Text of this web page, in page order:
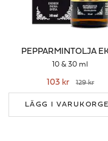
10 & 30 ml
103 kr 129 kr
LÄGG I